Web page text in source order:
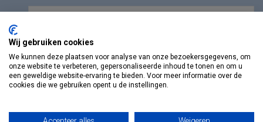
Wij gebruiken cookies
We kunnen deze plaatsen voor analyse van onze bezoekersgegevens, om
onze website te verbeteren, gepersonaliseerde inhoud te tonen en om u
een geweldige website-ervaring te bieden. Voor meer informatie over de
cookies die we gebruiken opent u de instellingen.